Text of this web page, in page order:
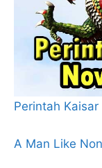
Perintah
A Man Like